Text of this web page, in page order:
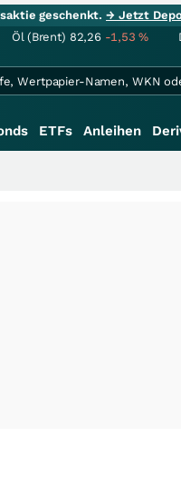
geschenkt.→ Jetzt
Öl (Brent) 82,26 -1,53%
ETFs Anleihen